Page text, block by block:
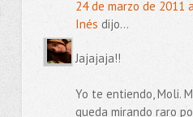
24 de marzo de 2011
Inés dijo...
Jajajaja!!
Yo te entiendo, Moli.
queda mirando raro